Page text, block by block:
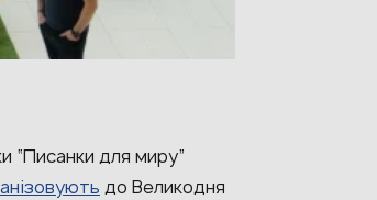
“Писанки для миру”
до Великодня